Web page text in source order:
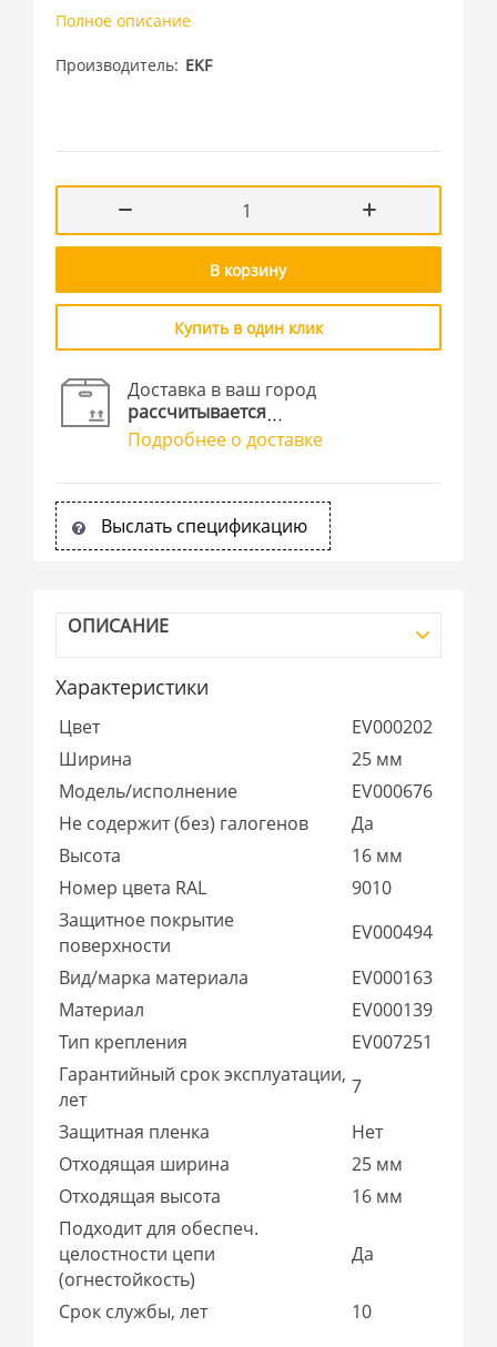
Полное описание
Производитель EKF
В корзину
Купить в один клик
Доставка в ваш город
рассчитывается
Подробнее о доставке
Выслать спецификацию
ОПИСАНИЕ
Характеристики
Цвет
EV000202
Ширина
25 мм
Модель/исполнение
EV000676
Не содержит (без) галогенов
Да
Высота
16 мм
Номер цвета RAL
9010
Защитное покрытие
поверхности
EV000494
Вид/марка материала
EV000163
Материал
EV000139
Тип крепления
EV007251
Гарантийный срок эксплуатации,
лет
7
Защитная пленка
Нет
Отходящая ширина
25 мм
Отходящая высота
16 мм
Подходит для обеспеч.
целостности цепи
(огнестойкость)
Да
Срок службы, лет 10